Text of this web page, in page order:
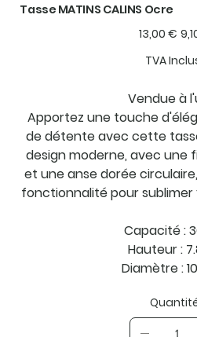
Tasse MATINS CALINS Ocre
Prix
d’origine
13,00 €
Prix
TVA
Vendue à
Apportez une touche
de détente avec cette
design moderne, avec
et une anse dorée
fonctionnalité pour sublimer
Capacité :
Hauteur :
Diamètre :